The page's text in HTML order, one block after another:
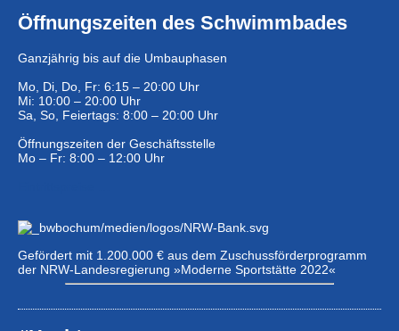
Öffnungszeiten des Schwimmbades
Ganzjährig bis auf die Umbauphasen
Mo, Di, Do, Fr: 6:15 – 20:00 Uhr
Mi: 10:00 – 20:00 Uhr
Sa, So, Feiertags: 8:00 – 20:00 Uhr
Öffnungszeiten der Geschäftsstelle
Mo – Fr: 8:00 – 12:00 Uhr
Gefördert mit 1.200.000 € aus dem Zuschussförderprogramm
der NRW-Landesregierung »Moderne Sportstätte 2022«